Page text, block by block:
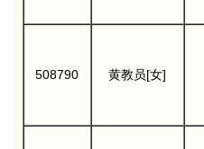
508790 黄教员[女]